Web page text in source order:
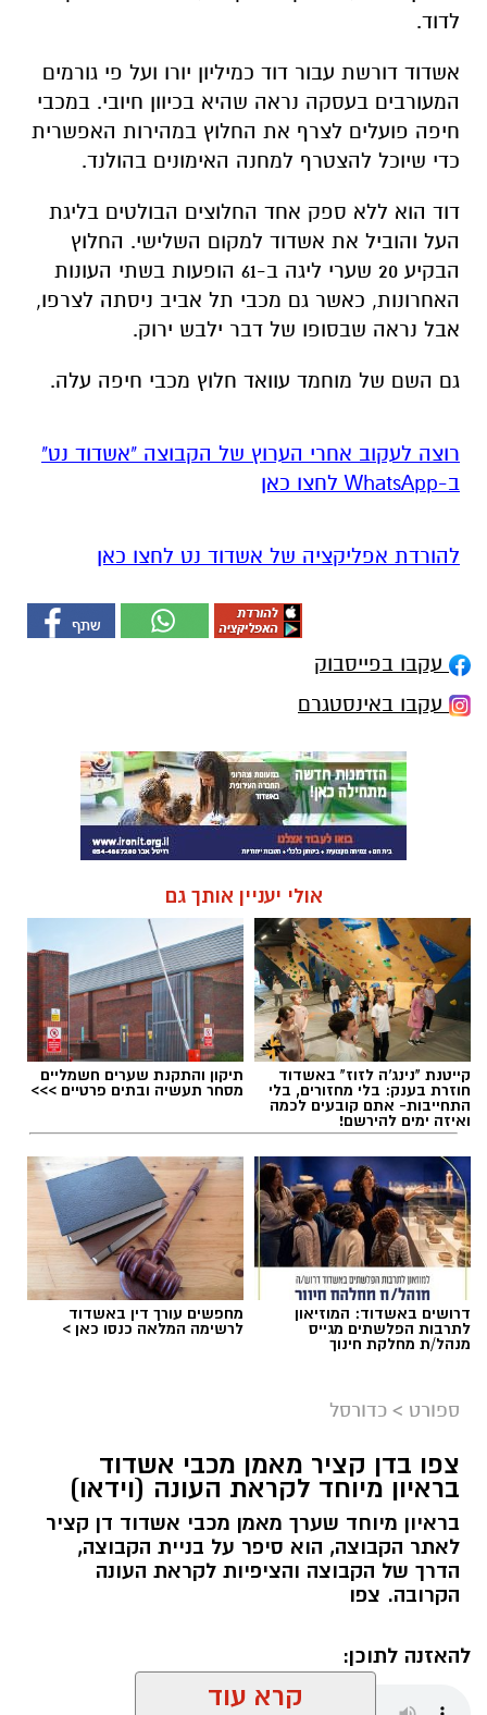
לדוד.
אשדוד דורשת עבור דוד כמיליון יורו ועל פי גורמים
המעורבים בעסקה נראה שהיא בכיוון חיובי. במכבי
חיפה פועלים לצרף את החלוץ במהירות האפשרית
כדי שיוכל להצטרף למחנה האימונים בהולנד.
דוד הוא ללא ספק אחד החלוצים הבולטים בליגת
העל והוביל את אשדוד למקום השלישי. החלוץ
הבקיע 20 שערי ליגה ב-61 הופעות בשתי העונות
האחרונות, כאשר גם מכבי תל אביב ניסתה לצרפו,
אבל נראה שבסופו של דבר ילבש ירוק.
גם השם של מוחמד עוואד חלוץ מכבי חיפה עלה.
רוצה לעקוב אחרי הערוץ של הקבוצה "אשדוד נט"
ב-WhatsApp לחצו כאן
להורדת אפליקציה של אשדוד נט לחצו כאן
עקבו בפייסבוק
עקבו באינסטגרם
אולי יעניין אותך גם
קייטנת "נינג'ה לזוז" באשדוד
חוזרת בענק: בלי מחזורים, בלי
התחייבות- אתם קובעים לכמה
ואיזה ימים להירשם!
תיקון והתקנת שערים חשמליים
מסחר תעשיה ובתים פרטיים >>>
דרושים באשדוד: המוזיאון
לתרבות הפלשתים מגייס
מנהל/ת מחלקת חינוך
מחפשים עורך דין באשדוד
לרשימה המלאה כנסו כאן >
ספורט > כדורסל
צפו בדן קציר מאמן מכבי אשדוד
בראיון מיוחד לקראת העונה (וידאו)
בראיון מיוחד שערך מאמן מכבי אשדוד דן קציר
לאתר הקבוצה, הוא סיפר על בניית הקבוצה,
הדרך של הקבוצה והציפיות לקראת העונה
הקרובה. צפו
להאזנה לתוכן:
קרא עוד